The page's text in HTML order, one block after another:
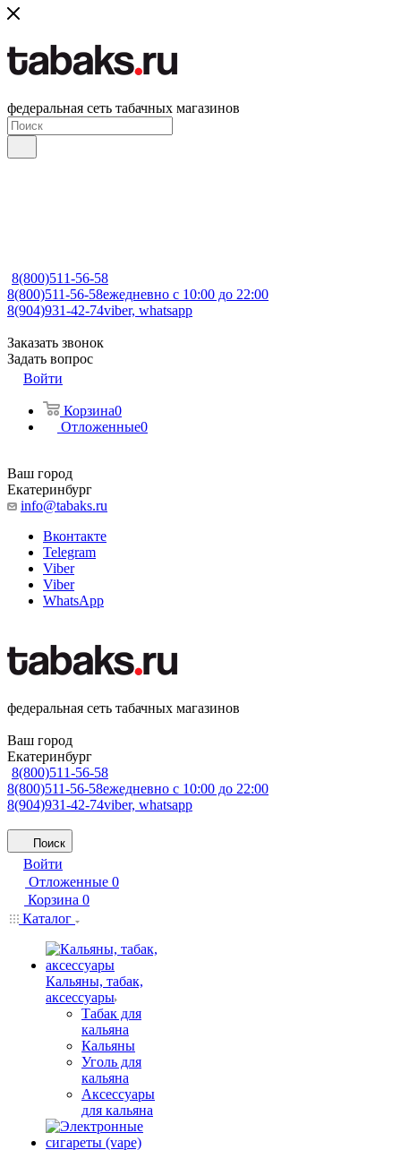
федеральная сеть табачных магазинов
8(800)511-56-58
8(800)511-56-58ежедневно с 10:00 до 22:00
8(904)931-42-74viber, whatsapp
Заказать звонок
Задать вопрос
Войти
Корзина0
Отложенные0
Ваш город
Екатеринбург
info@tabaks.ru
Вконтакте
Telegram
Viber
Viber
WhatsApp
федеральная сеть табачных магазинов
Ваш город
Екатеринбург
8(800)511-56-58
8(800)511-56-58ежедневно с 10:00 до 22:00
8(904)931-42-74viber, whatsapp
Поиск
Войти
Отложенные 0
Корзина 0
Каталог
Кальяны, табак,
аксессуары
Табак для
кальяна
Кальяны
Уголь для
кальяна
Аксессуары
для кальяна